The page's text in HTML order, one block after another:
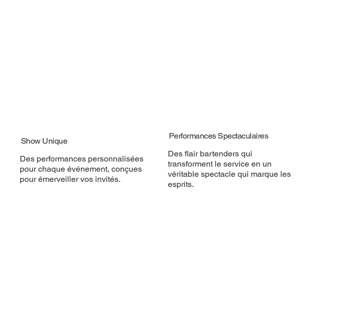
Show Unique
Des performances personnalisées
pour chaque événement, conçues
pour émerveiller vos invités.
Performances Spectaculaires
Des flair bartenders qui
transforment le service en un
véritable spectacle qui marque les
esprits.